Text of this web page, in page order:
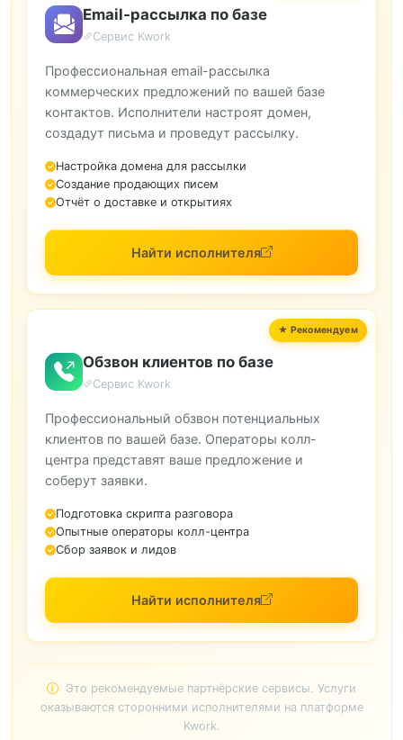
Email-рассылка по базе
Сервис Kwork
Профессиональная email-рассылка
коммерческих предложений по вашей базе
контактов. Исполнители настроят домен,
создадут письма и проведут рассылку.
Настройка домена для рассылки
Создание продающих писем
Отчёт о доставке и открытиях
Найти исполнителя
Обзвон клиентов по базе
Сервис Kwork
Профессиональный обзвон потенциальных
клиентов по вашей базе. Операторы колл-
центра представят ваше предложение и
соберут заявки.
Подготовка скрипта разговора
Опытные операторы колл-центра
Сбор заявок и лидов
Найти исполнителя
Это рекомендуемые партнёрские сервисы. Услуги
оказываются сторонними исполнителями на платформе
Kwork.